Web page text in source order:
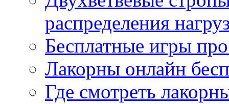
распределения
Бесплатные игры
Лакорны онлайн
Где смотреть